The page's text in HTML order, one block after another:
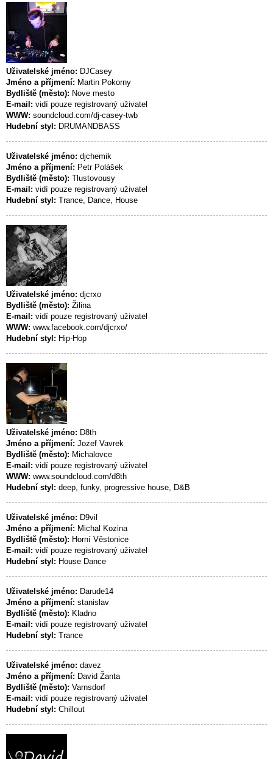
Uživatelské jméno: DJCasey
Jméno a příjmení: Martin Pokorny
Bydliště (město): Nove mesto
E-mail: vidí pouze registrovaný uživatel
WWW: soundcloud.com/dj-casey-twb
Hudební styl: DRUMANDBASS
Uživatelské jméno: djchemik
Jméno a příjmení: Petr Polášek
Bydliště (město): Tlustovousy
E-mail: vidí pouze registrovaný uživatel
Hudební styl: Trance, Dance, House
Uživatelské jméno: djcrxo
Bydliště (město): Žilina
E-mail: vidí pouze registrovaný uživatel
WWW: www.facebook.com/djcrxo/
Hudební styl: Hip-Hop
Uživatelské jméno: D8th
Jméno a příjmení: Jozef Vavrek
Bydliště (město): Michalovce
E-mail: vidí pouze registrovaný uživatel
WWW: www.soundcloud.com/d8th
Hudební styl: deep, funky, progressive house, D&B
Uživatelské jméno: D9vil
Jméno a příjmení: Michal Kozina
Bydliště (město): Horní Věstonice
E-mail: vidí pouze registrovaný uživatel
Hudební styl: House Dance
Uživatelské jméno: Darude14
Jméno a příjmení: stanislav
Bydliště (město): Kladno
E-mail: vidí pouze registrovaný uživatel
Hudební styl: Trance
Uživatelské jméno: davez
Jméno a příjmení: David Žanta
Bydliště (město): Varnsdorf
E-mail: vidí pouze registrovaný uživatel
Hudební styl: Chillout